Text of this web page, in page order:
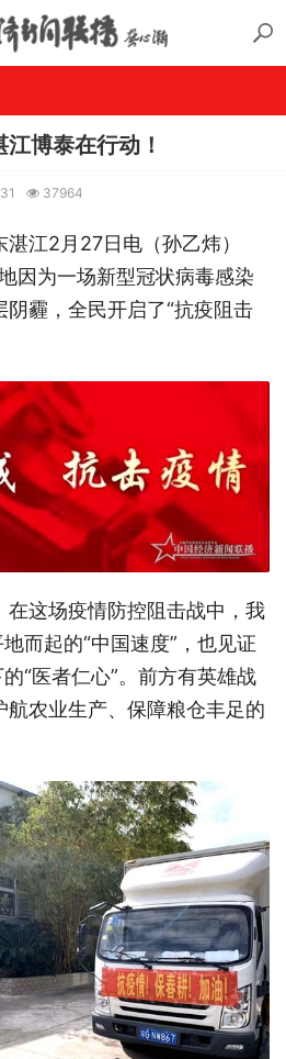
博泰在行动！
37964
江2月27日电（孙乙炜）
因为一场新型冠状病毒感染
霾，全民开启了“抗疫阻击
在这场疫情防控阻击战中，我
而起的“中国速度”，也见证
“医者仁心”。前方有英雄战
农业生产、保障粮仓丰足的